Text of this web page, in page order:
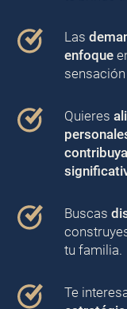
Las
enfoque
Quieres
Buscas
tu familia.
Te